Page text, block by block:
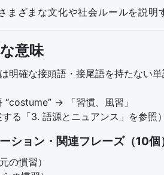
まざまな文化や社会ルールを説
意味
明確な接頭語・接尾語を持たない単
“costume” → 「習慣、風習」
する「3. 語源とニュアンス」を参照）
ション・関連フレーズ（10個
の慣習）